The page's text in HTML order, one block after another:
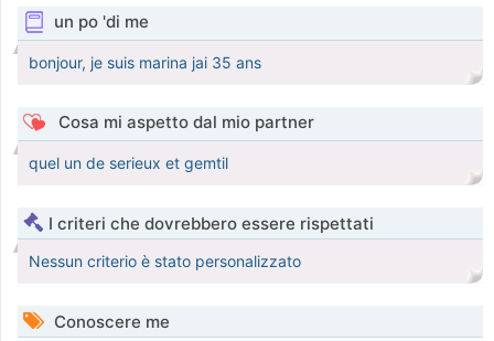
un po 'di me
bonjour, je suis marina jai 35 ans
Cosa mi aspetto dal mio partner
quel un de serieux et gemtil
I criteri che dovrebbero essere rispettati
Nessun criterio è stato personalizzato
Conoscere me